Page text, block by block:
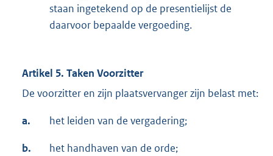
staan ingetekend op de presentielijst de
daarvoor bepaalde vergoeding.
Artikel 5. Taken Voorzitter
De voorzitter en zijn plaatsvervanger zijn belast met:
a. het leiden van de vergadering;
b. het handhaven van de orde;